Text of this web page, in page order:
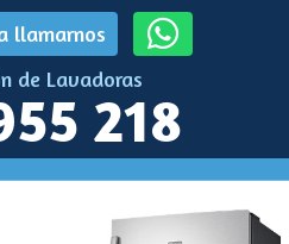
llamarnos
de Lavadoras
218